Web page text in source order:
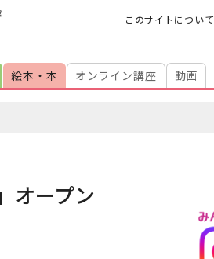
このサイトについて
絵本・本 オンライン講座 動画
オープン